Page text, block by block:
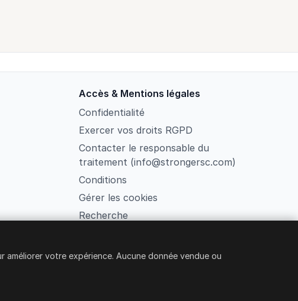
Accès & Mentions légales
Confidentialité
Exercer vos droits RGPD
Contacter le responsable du
traitement (info@strongersc.com)
Conditions
Gérer les cookies
Recherche
Ruggero Fiore 38, Rome
votre expérience. Aucune donnée vendue ou